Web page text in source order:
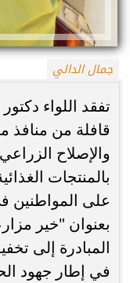
جمال الدالي
تفقد اللواء
قافلة من منافذ
بالمنتجات
على المواطنين
بعنوان "خير
المبادرة إلى
في إطار جهود